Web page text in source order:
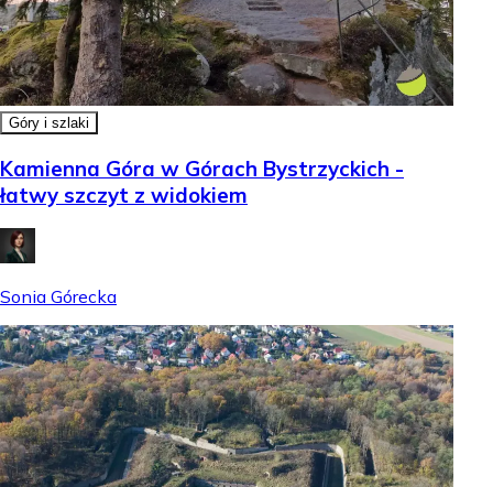
Góry i szlaki
Kamienna Góra w Górach Bystrzyckich -
łatwy szczyt z widokiem
Sonia Górecka